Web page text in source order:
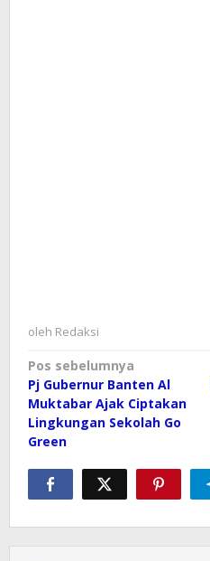
oleh Redaksi
Navigasi
pos
Pos sebelumnya
Pj Gubernur Banten Al
Muktabar Ajak Ciptakan
Lingkungan Sekolah Go
Green